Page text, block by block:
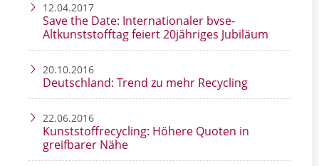
12.04.2017
Save the Date: Internationaler bvse-
Altkunststofftag feiert 20jähriges Jubiläum
20.10.2016
Deutschland: Trend zu mehr Recycling
22.06.2016
Kunststoffrecycling: Höhere Quoten in
greifbarer Nähe